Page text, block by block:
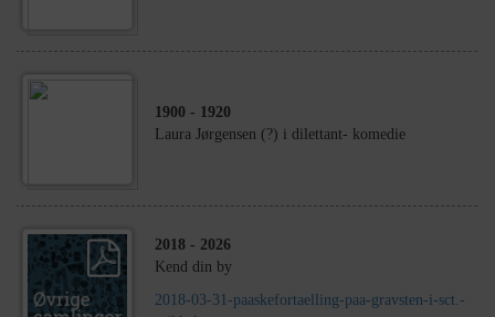
1900 - 1920
Laura Jørgensen (?) i dilettant- komedie
2018 - 2026
Kend din by
2018-03-31-paaskefortaelling-paa-gravsten-i-sct.-